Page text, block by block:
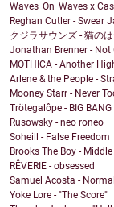
Waves_On_Waves x
Reghan Cutler - Swear
クジラサウンズ - 猫の
Jonathan Brenner - Not
MOTHICA - Another
Arlene & the People -
Mooney Starr - Never
Trötegalôpe - BIG BANG
Rusowsky - neo roneo
Soheill - False Freedom
Brooks The Boy -
RÊVERIE - obsessed
Samuel Acosta - Normal
Yoke Lore - "The Score"